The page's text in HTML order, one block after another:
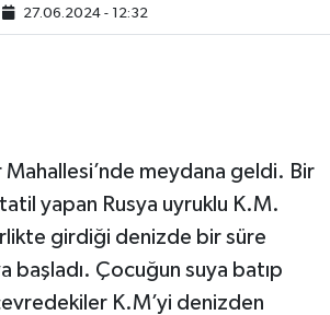
27.06.2024 - 12:32
meydana geldi. Bir
yapan Rusya uyruklu K.M.
girdiği denizde bir süre
başladı. Çocuğun suya batıp
K.M’yi denizden